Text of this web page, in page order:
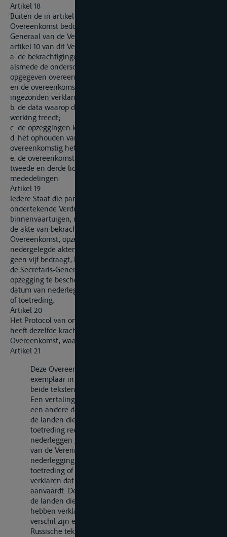
Artikel 18
Buiten de in artikel 16 en 17 en in artikel 21, lid 2, van deze
Overeenkomst bedoelde kennisgevingen, stelt de Secretaris-
Generaal van de Verenigde Naties de in het eerste lid van
artikel 10 van dit Verdrag bedoelde landen in kennis van:
a. de bekrachtigingen en toetredingen krachtens artikel 10,
alsmede de onderscheidingsletters of -lettergroepen die zijn
opgegeven overeenkomstig het bepaalde in artikel 10, lid 5,
en de overeenkomstig het bepaalde in artikel 10, lid 6,
ingezonden verklaringen;
b. de data waarop deze Overeenkomst ingevolge artikel 11 in
werking treedt;
c. de opzeggingen krachtens artikel 12;
d. het ophouden van kracht te zijn van deze Overeenkomst
overeenkomstig het bepaalde in artikel 13;
e. de overeenkomstig het bepaalde in artikel 15, eerste,
tweede en derde lid, ontvangen verklaringen en
mededelingen.
Artikel 19
Iedere Staat die partij is bij het op 27 november 1925 te Parijs
ondertekende Verdrag nopens de meting van
binnenvaartuigen, moet dat Verdrag, bij het nederleggen van
de akte van bekrachtiging van of van toetreding tot deze
Overeenkomst, opzeggen. Indien echter alsdan het aantal
nedergelegde akten van bekrachtiging of van toetreding nog
geen vijf bedraagt, kan de belanghebbende Staat desgewenst
de Secretaris-Generaal van de Verenigde Naties verzoeken de
opzegging te beschouwen als officieel te zijn gedaan op de
datum van nederlegging van de vijfde akte van bekrachtiging
of toetreding.
Artikel 20
Het Protocol van ondertekening van deze Overeenkomst
heeft dezelfde kracht, geldigheid en duur als de
Overeenkomst, waarvan het een integrerend deel uitmaakt.
Artikel 21
Deze Overeenkomst is opgesteld in een enkel
exemplaar in de Franse en de Russische taal, zijnde
beide teksten gelijkelijk gezaghebbend.
Een vertaling van de tekst van deze Overeenkomst in
een andere dan de Franse of de Russische taal kan door
de landen die hun akten van bekrachtiging of
toetreding reeds hebben nedergelegd of zullen
nederleggen gezamenlijk aan de Secretaris-Generaal
van de Verenigde Naties worden toegezonden. Bij de
nederlegging van zijn akte van bekrachtiging of
toetreding of op ieder later tijdstip kan een land
verklaren dat het een reeds nedergelegde vertaling
aanvaardt. De vertaling geldt als officiële vertaling voor
de landen die een vertaling hebben nedergelegd of
hebben verklaard deze te aanvaarden; in geval van
verschil zijn echter uitsluitend de Franse en de
Russische tekst gezaghebbend.